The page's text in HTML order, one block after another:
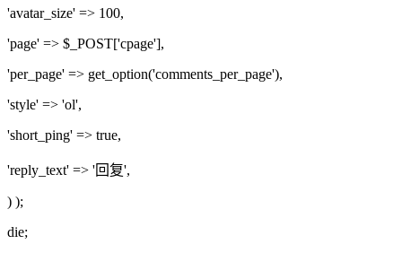
'avatar_size' => 100,
'page' => $_POST['cpage'],
'per_page' => get_option('comments_per_page'),
'style' => 'ol',
'short_ping' => true,
'reply_text' => '回复',
) );
die;